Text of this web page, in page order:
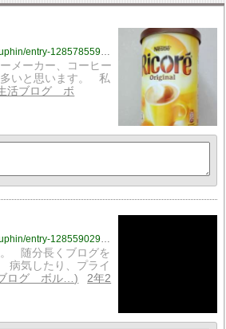
メーカー、コーヒー
いと思います。 私
活ブログ ボ
随分長くブログを
病気したり、プライ
ログ ボル…
2年2